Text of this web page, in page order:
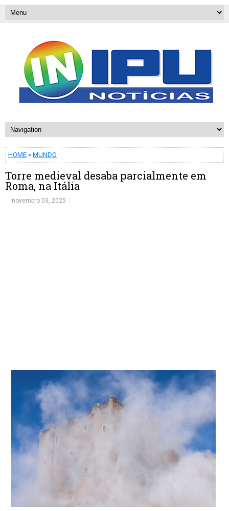
HOME » MUNDO
Torre medieval desaba parcialmente em
Roma, na Itália
novembro 03, 2025